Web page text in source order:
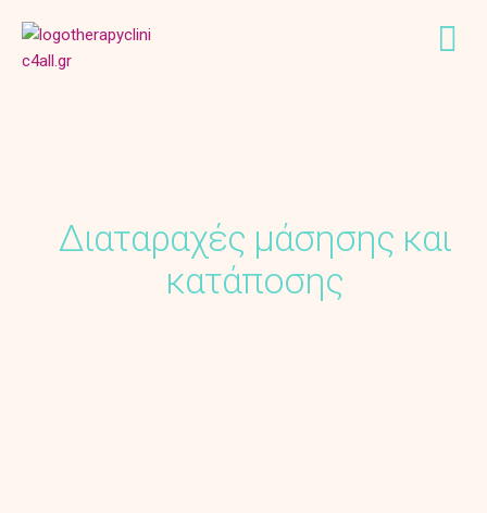
Διαταραχές μάσησης και
κατάποσης